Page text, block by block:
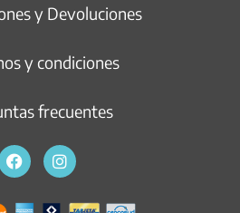
y Devoluciones
y condiciones
frecuentes